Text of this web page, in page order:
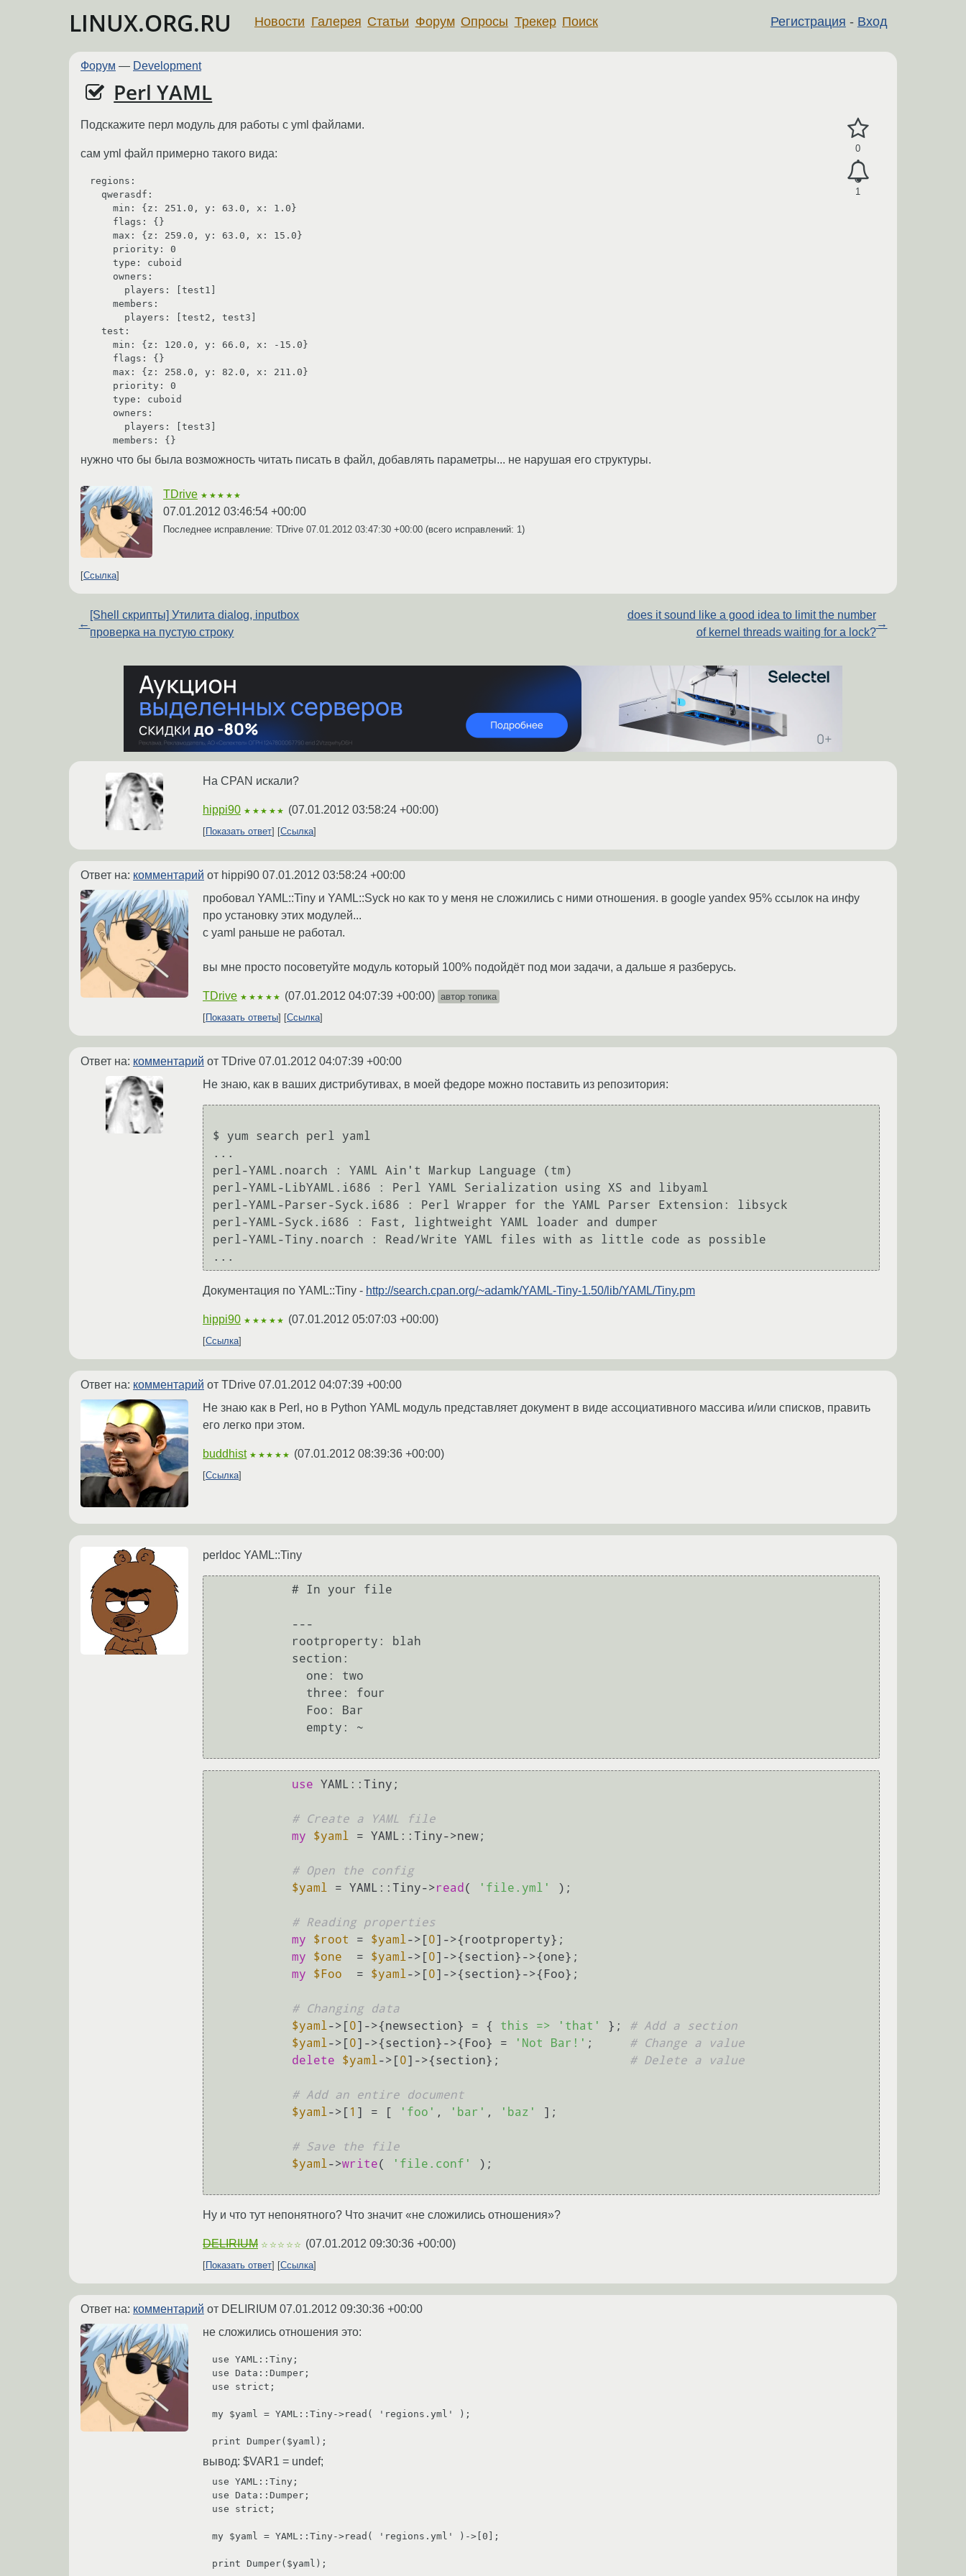
LINUX.ORG.RU Регистрация - Вход
Новости Галерея Статьи Форум Опросы Трекер Поиск
Форум — Development
Perl YAML
0
1
Подскажите перл модуль для работы с yml файлами.
сам yml файл примерно такого вида:
regions:
нужно что бы была возможность читать писать в файл, добавлять параметры... не нарушая его структуры.
TDrive ★★★★★
07.01.2012 03:46:54 +00:00
Последнее исправление: TDrive 07.01.2012 03:47:30 +00:00 (всего исправлений: 1)
Ссылка
←
[Shell скрипты] Утилита dialog, inputbox
проверка на пустую строку
does it sound like a good idea to limit the number
of kernel threads waiting for a lock?
→
На CPAN искали?
hippi90 ★★★★★ (07.01.2012 03:58:24 +00:00)
Показать ответ Ссылка
Ответ на: комментарий от hippi90 07.01.2012 03:58:24 +00:00
пробовал YAML::Tiny и YAML::Syck но как то у меня не сложились с ними отношения. в google yandex 95% ссылок на инфу
про установку этих модулей...
с yaml раньше не работал.
вы мне просто посоветуйте модуль который 100% подойдёт под мои задачи, а дальше я разберусь.
TDrive ★★★★★ (07.01.2012 04:07:39 +00:00) автор топика
Показать ответы
Ссылка
Ответ на: комментарий от TDrive 07.01.2012 04:07:39 +00:00
Не знаю, как в ваших дистрибутивах, в моей федоре можно поставить из репозитория:
$ yum search perl yaml
...
perl-YAML.noarch : YAML Ain't Markup Language (tm)
perl-YAML-LibYAML.i686 : Perl YAML Serialization using XS and libyaml
perl-YAML-Parser-Syck.i686 : Perl Wrapper for the YAML Parser Extension: libsyck
perl-YAML-Syck.i686 : Fast, lightweight YAML loader and dumper
perl-YAML-Tiny.noarch : Read/Write YAML files with as little code as possible
Документация по YAML::Tiny - http://search.cpan.org/~adamk/YAML-Tiny-1.50/lib/YAML/Tiny.pm
hippi90 ★★★★★ (07.01.2012 05:07:03 +00:00)
Ссылка
Ответ на: комментарий от TDrive 07.01.2012 04:07:39 +00:00
Не знаю как в Perl, но в Python YAML модуль представляет документ в виде ассоциативного массива и/или списков, править
его легко при этом.
buddhist ★★★★★ (07.01.2012 08:39:36 +00:00)
Ссылка
perldoc YAML::Tiny
use YAML::Tiny;
# Create a YAML file
my
$yaml = YAML::Tiny->new;
# Open the config
$yaml = YAML::Tiny->read ( 'file.yml' );
# Reading properties
my
$root = $yaml->[0]->{rootproperty};
my
$one
  =
$yaml->[0]->{section}->{one};
my
$Foo
  =
$yaml->[0]->{section}->{Foo};
# Changing data
$yaml->[0]->{newsection} = { this => 'that' }; # Add a section
$yaml->[0]->{section}->{Foo} = 'Not Bar!' ; # Change a value
delete
$yaml->[0]->{section}; # Delete a value
# Add an entire document
$yaml->[ 1 ] = [ 'foo' , 'bar' , 'baz' ];
# Save the file
$yaml->write( 'file.conf' );
Ну и что тут непонятного? Что значит «не сложились отношения»?
DELIRIUM ☆☆☆☆☆ (07.01.2012 09:30:36 +00:00)
Показать ответ Ссылка
Ответ на: комментарий от DELIRIUM 07.01.2012 09:30:36 +00:00
не сложились отношения это:
use YAML::Tiny;
use Data::Dumper;
use strict;
my $yaml = YAML::Tiny->read( 'regions.yml' );
вывод: $VAR1 = undef;
use YAML::Tiny;
use Data::Dumper;
use strict;
my $yaml = YAML::Tiny->read( 'regions.yml' )->[0];